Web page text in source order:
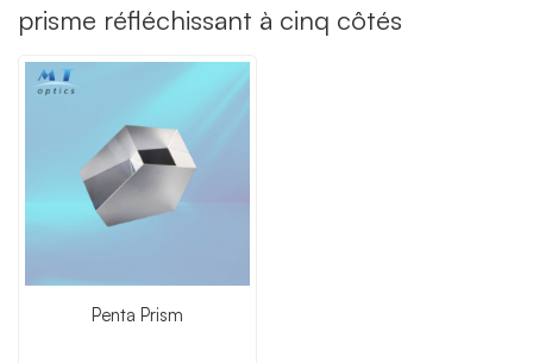
prisme réfléchissant à cinq côtés
Penta Prism